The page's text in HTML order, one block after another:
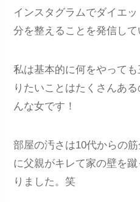
インスタグラムでダイエ
分を整えることを発信して
私は基本的に何をやって
りたいことはたくさんあ
んな女です！
部屋の汚さは10代からの
に父親がキレて家の壁を
りました。笑